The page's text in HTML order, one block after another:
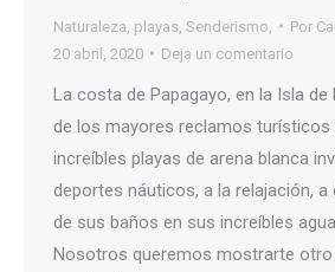
Naturaleza playas Senderismo, Por
20 abril, 2020
Deja un comentario
La costa de Papagayo, en la Isla
de los mayores reclamos turísticos
increíbles playas de arena blanca
deportes náuticos, a la relajación,
de sus baños en sus increíbles
Nosotros queremos mostrarte